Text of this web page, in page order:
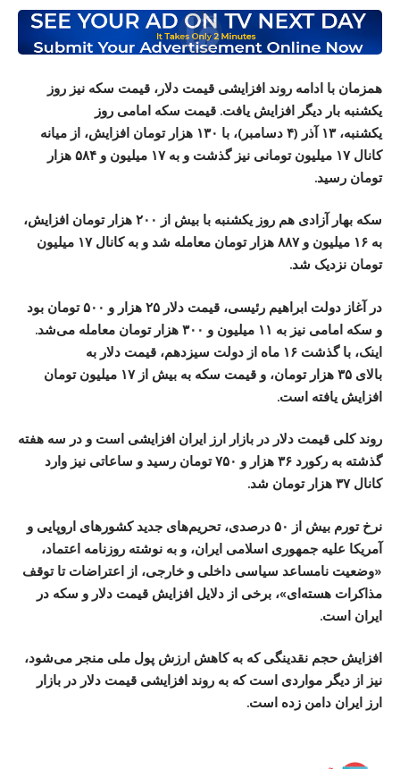
همزمان با ادامه روند افزایشی قیمت دلار، قیمت سکه نیز روز
یکشنبه بار دیگر افزایش یافت. قیمت سکه امامی روز
یکشنبه، ۱۳ آذر (۴ دسامبر)، با ۱۳۰ هزار تومان افزایش، از میانه
کانال ۱۷ میلیون تومانی نیز گذشت و به ۱۷ میلیون و ۵۸۴ هزار
تومان رسید.
سکه بهار آزادی هم روز یکشنبه با بیش از ۲۰۰ هزار تومان افزایش،
به ۱۶ میلیون و ۸۸۷ هزار تومان معامله شد و به کانال ۱۷ میلیون
تومان نزدیک شد.
در آغاز دولت ابراهیم رئیسی، قیمت دلار ۲۵ هزار و ۵۰۰ تومان بود
و سکه امامی نیز به ۱۱ میلیون و ۳۰۰ هزار تومان معامله می‌شد.
اینک، با گذشت ۱۶ ماه از دولت سیزدهم، قیمت دلار به
بالای ۳۵ هزار تومان، و قیمت سکه به بیش از ۱۷ میلیون تومان
افزایش یافته است.
روند کلی قیمت دلار در بازار ارز ایران افزایشی است و در سه هفته
گذشته به رکورد ۳۶ هزار و ۷۵۰ تومان رسید و ساعاتی نیز وارد
کانال ۳۷ هزار تومان شد.
نرخ تورم بیش از ۵۰ درصدی، تحريم‌های جديد کشورهای اروپایی و
آمریکا علیه جمهوری اسلامی ایران، و به نوشته روزنامه اعتماد،
«وضعیت نامساعد سياسی داخلی و خارجی، از اعتراضات تا توقف
مذاكرات هسته‌ای»، برخی از دلایل افزایش قیمت دلار و سکه در
ایران است.
افزایش حجم نقدینگی که به کاهش ارزش پول ملی منجر می‌شود،
نیز از دیگر مواردی است که به روند افزایشی قیمت دلار در بازار
ارز ایران دامن زده است.